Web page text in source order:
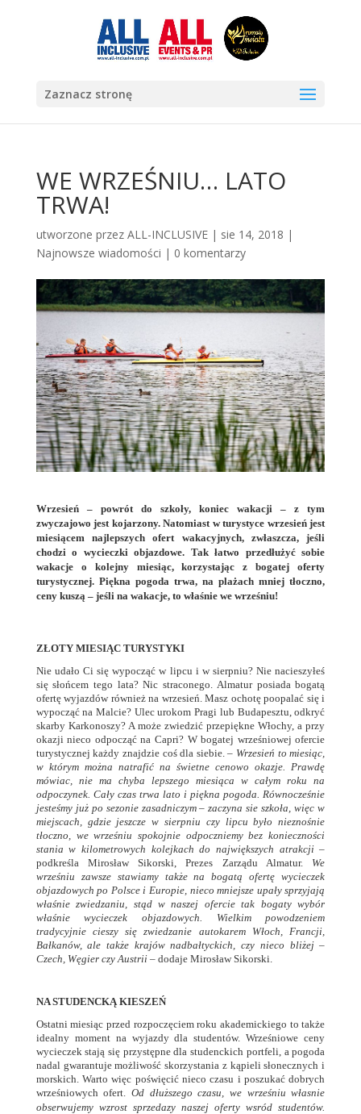
Zaznacz stronę
WE WRZEŚNIU… LATO
TRWA!
utworzone przez ALL-INCLUSIVE| sie 14, 2018 |
Najnowsze wiadomości | 0 komentarzy
Wrzesień – powrót do szkoły, koniec wakacji – z tym
zwyczajowo jest kojarzony. Natomiast w turystyce wrzesień jest
miesiącem najlepszych ofert wakacyjnych, zwłaszcza, jeśli
chodzi o wycieczki objazdowe. Tak łatwo przedłużyć sobie
wakacje o kolejny miesiąc, korzystając z bogatej oferty
turystycznej. Piękna pogoda trwa, na plażach mniej tłoczno,
ceny kuszą – jeśli na wakacje, to właśnie we wrześniu!
ZŁOTY MIESIĄC TURYSTYKI
Nie udało Ci się wypocząć w lipcu i w sierpniu? Nie nacieszyłeś
się słońcem tego lata? Nic straconego. Almatur posiada bogatą
ofertę wyjazdów również na wrzesień. Masz ochotę poopalać się i
wypocząć na Malcie? Ulec urokom Pragi lub Budapesztu, odkryć
skarby Karkonoszy? A może zwiedzić przepiękne Włochy, a przy
okazji nieco odpocząć na Capri? W bogatej wrześniowej ofercie
turystycznej każdy znajdzie coś dla siebie. – Wrzesień to miesiąc,
w którym można natrafić na świetne cenowo okazje. Prawdę
mówiac, nie ma chyba lepszego miesiąca w całym roku na
odpoczynek. Cały czas trwa lato i piękna pogoda. Równocześnie
jesteśmy już po sezonie zasadniczym – zaczyna sie szkoła, więc w
miejscach, gdzie jeszcze w sierpniu czy lipcu było nieznośnie
tłoczno, we wrześniu spokojnie odpoczniemy bez konieczności
stania w kilometrowych kolejkach do największych atrakcji –
podkreśla Mirosław Sikorski, Prezes Zarządu Almatur. We
wrześniu zawsze stawiamy także na bogatą ofertę wycieczek
objazdowych po Polsce i Europie, nieco mniejsze upały sprzyjają
właśnie zwiedzaniu, stąd w naszej ofercie tak bogaty wybór
właśnie wycieczek objazdowych. Wielkim powodzeniem
tradycyjnie cieszy się zwiedzanie autokarem Włoch, Francji,
Bałkanów, ale także krajów nadbałtyckich, czy nieco bliżej –
Czech, Węgier czy Austrii – dodaje Mirosław Sikorski.
NA STUDENCKĄ KIESZEŃ
Ostatni miesiąc przed rozpoczęciem roku akademickiego to także
idealny moment na wyjazdy dla studentów. Wrześniowe ceny
wycieczek stają się przystępne dla studenckich portfeli, a pogoda
nadal gwarantuje możliwość skorzystania z kąpieli słonecznych i
morskich. Warto więc poświęcić nieco czasu i poszukać dobrych
wrześniowych ofert.Od dłuższegoczasu, we wrześniu własnie
obserwujemy wzrost sprzedazy naszej oferty wsród studentów.